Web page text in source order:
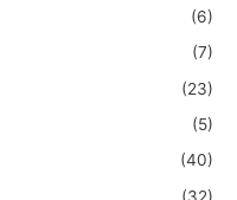
(6)
(7)
(23)
(5)
(40)